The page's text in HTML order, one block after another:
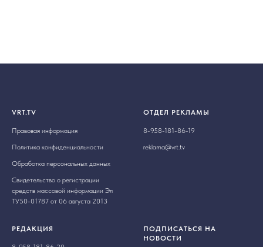
VRT.TV
Правовая информация
Политика конфиденциальности
Обработка персональных данных
Свидетельство о регистрации
средств массовой информации Эл
ТУ50-01787 от 06 августа 2013
ОТДЕЛ РЕКЛАМЫ
8-958-181-86-19
reklama@vrt.tv
РЕДАКЦИЯ
ПОДПИСАТЬСЯ НА
НОВОСТИ